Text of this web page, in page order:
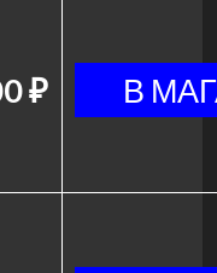
₽